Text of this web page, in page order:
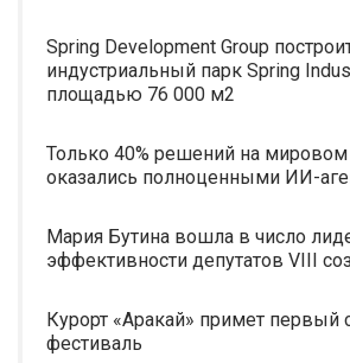
Spring Development Group
индустриальный парк Spring
площадью 76 000 м2
Только 40% решений на
оказались полноценными ИИ-
Мария Бутина вошла в число
эффективности депутатов VIII
Курорт «Аракай» примет первый
фестиваль